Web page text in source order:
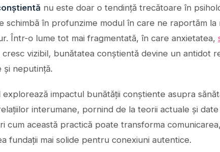
nu este doar o tendință trecătoare în
schimbă în profunzime modul în care ne raportăm la
Într-o lume tot mai fragmentată, în care anxietatea,
cresc vizibil, bunătatea conștientă devine un antidot
și neputință.
impactul bunătății conștiente asupra
interumane, pornind de la teorii actuale și
cum această practică poate transforma
fundații mai solide pentru conexiuni autentice.